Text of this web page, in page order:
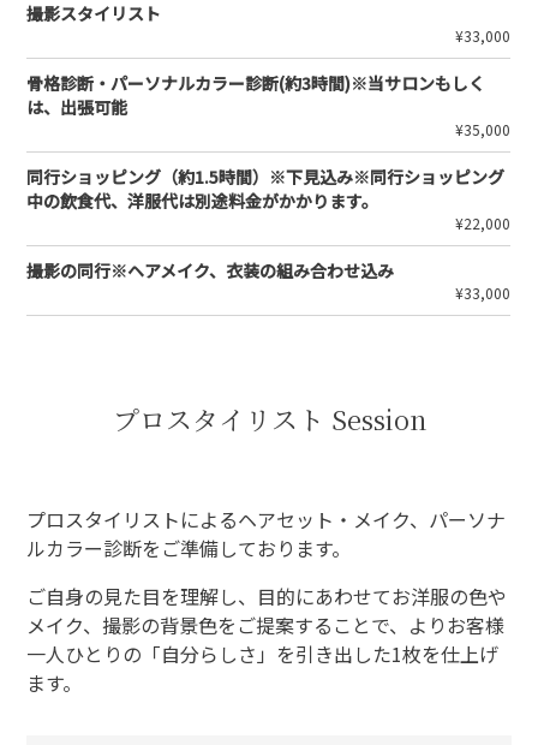
撮影スタイリスト
¥33,000
骨格診断・パーソナルカラー診断(約3時間)※当サロンもしく
は、出張可能
¥35,000
同行ショッピング（約1.5時間）※下見込み※同行ショッピング
中の飲食代、洋服代は別途料金がかかります。
¥22,000
撮影の同行※ヘアメイク、衣装の組み合わせ込み
¥33,000
プロスタイリスト Session
プロスタイリストによるヘアセット・メイク、パーソナ
ルカラー診断をご準備しております。
ご自身の見た目を理解し、目的にあわせてお洋服の色や
メイク、撮影の背景色をご提案することで、よりお客様
一人ひとりの「自分らしさ」を引き出した1枚を仕上げ
ます。